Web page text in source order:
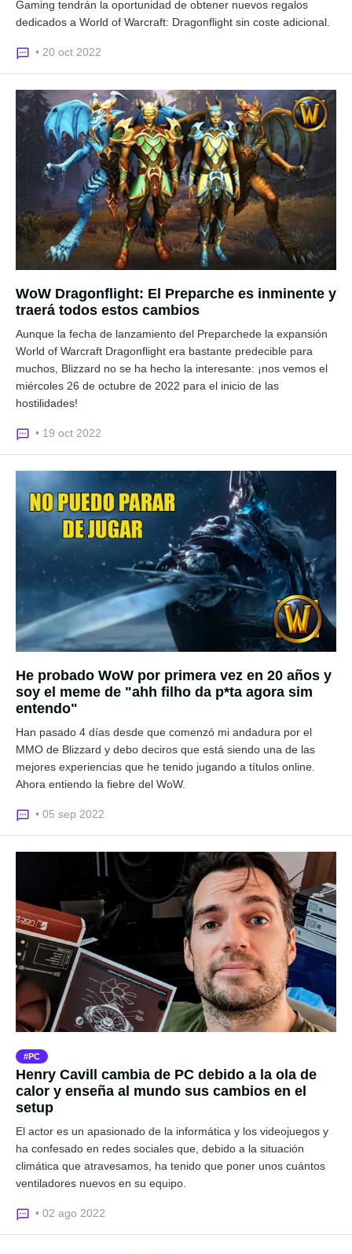
Gaming tendrán la oportunidad de obtener nuevos regalos
dedicados a World of Warcraft: Dragonflight sin coste adicional.
• 20 oct 2022
WoW Dragonflight: El Preparche es inminente y
traerá todos estos cambios
Aunque la fecha de lanzamiento del Preparchede la expansión
World of Warcraft Dragonflight era bastante predecible para
muchos, Blizzard no se ha hecho la interesante: ¡nos vemos el
miércoles 26 de octubre de 2022 para el inicio de las
hostilidades!
• 19 oct 2022
He probado WoW por primera vez en 20 años y
soy el meme de "ahh filho da p*ta agora sim
entendo"
Han pasado 4 días desde que comenzó mi andadura por el
MMO de Blizzard y debo deciros que está siendo una de las
mejores experiencias que he tenido jugando a títulos online.
Ahora entiendo la fiebre del WoW.
• 05 sep 2022
PC
Henry Cavill cambia de PC debido a la ola de
calor y enseña al mundo sus cambios en el
setup
El actor es un apasionado de la informática y los videojuegos y
ha confesado en redes sociales que, debido a la situación
climática que atravesamos, ha tenido que poner unos cuántos
ventiladores nuevos en su equipo.
• 02 ago 2022